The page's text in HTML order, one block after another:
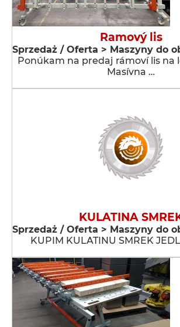
Ramový lis
Sprzedaż / Oferta > Maszyny do
Ponúkam na predaj rámoví lis na
Masívna …
KULATINA
Sprzedaż / Oferta > Maszyny do
KUPIM KULATINU SMREK